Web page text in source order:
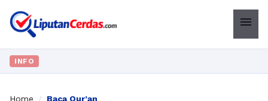
menu
INFO
Home / Baca Qur’an